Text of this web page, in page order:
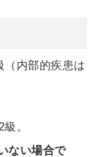
（内部的疾患は
。
ない場合で